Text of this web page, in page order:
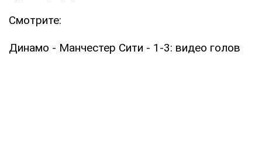
Смотрите:
Динамо - Манчестер Сити - 1-3: видео голов